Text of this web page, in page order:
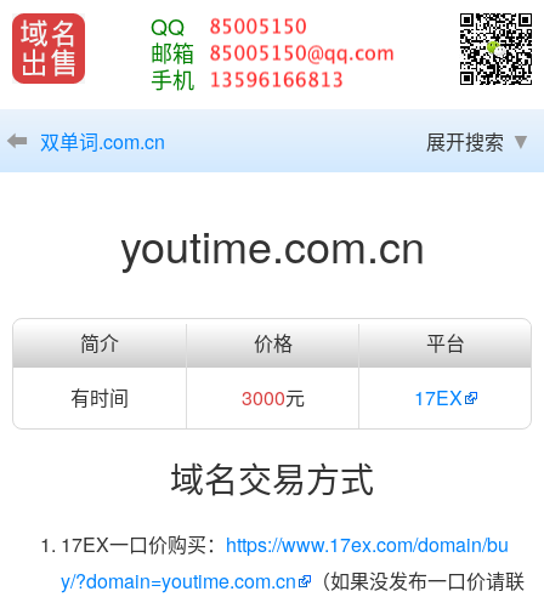
QQ
邮箱
手机
双单词.com.cn 展开搜索
youtime.com.cn
简介 价格
平台
有时间
3000元 17EX
域名交易方式
17EX一口价购买： https://www.17ex.com/domain/bu
y/?domain=youtime.com.cn
（如果没发布一口价请联